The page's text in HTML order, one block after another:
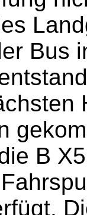
Bus
B